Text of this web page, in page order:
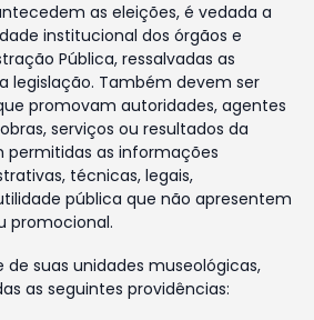
as eleições, é vedada a
institucional dos órgãos e
Pública, ressalvadas as
legislação. Também devem ser
promovam autoridades, agentes
serviços ou resultados da
permitidas as informações
técnicas, legais,
pública que não apresentem
promocional.
suas unidades museológicas,
as seguintes providências: